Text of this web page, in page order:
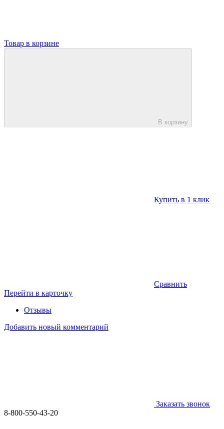
Товар в корзине
В корзину
Купить в 1 клик
Сравнить
Перейти в карточку
Отзывы
Добавить новый комментарий
Заказать звонок
8-800-550-43-20